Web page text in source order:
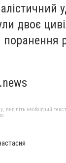
двоє
необхідний